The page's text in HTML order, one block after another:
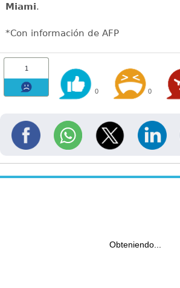
Miami.
*Con información de AFP
1
0 0
Obteniendo...